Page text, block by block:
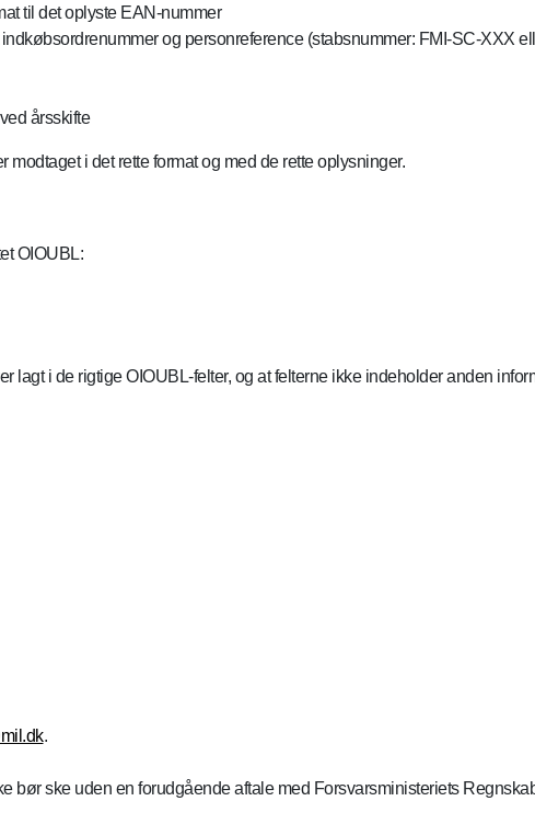
til det oplyste EAN-nummer
og personreference (stabsnummer: FMI-SC-XXX
årsskifte
i det rette format og med de rette oplysninger.
OIOUBL:
lagt i de rigtige OIOUBL-felter, og at felterne ikke indeholder anden
.
ske uden en forudgående aftale med Forsvarsministeriets